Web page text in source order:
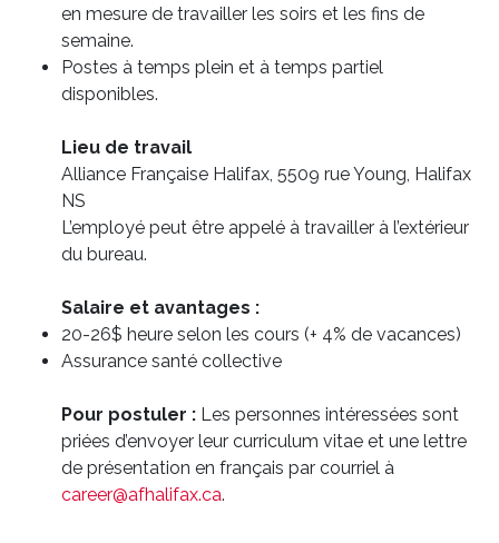
en mesure de travailler les soirs et les fins de
semaine.
Postes à temps plein et à temps partiel
disponibles.
Lieu de travail
Alliance Française Halifax, 5509 rue Young, Halifax
NS
L’employé peut être appelé à travailler à l’extérieur
du bureau.
Salaire et avantages :
20-26$ heure selon les cours (+ 4% de vacances)
Assurance santé collective
Pour postuler : Les personnes intéressées sont
priées d’envoyer leur curriculum vitae et une lettre
de présentation en français par courriel à
career@afhalifax.ca.